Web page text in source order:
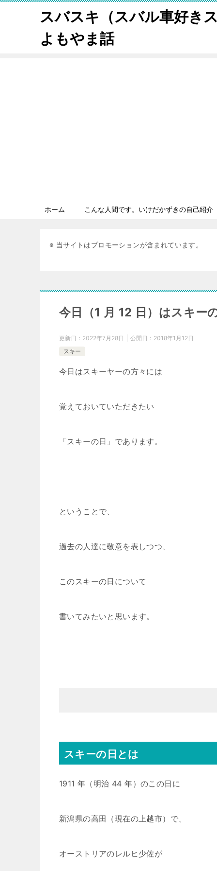
スバスキ（スバル車好き
よもやま話
ホーム こんな人間です。いけだかずきの自己紹介
※ 当サイトはプロモーションが含まれています。
今日（1 月 12 日）はスキー
更新日： 2022年7月28日 公開日： 2018年1月12日
スキー
今日はスキーヤーの方々には
覚えておいていただきたい
「スキーの日」であります。
ということで、
過去の人達に敬意を表しつつ、
このスキーの日について
書いてみたいと思います。
スキーの日とは
1911 年（明治 44 年）のこの日に
新潟県の高田（現在の上越市）で、
オーストリアのレルヒ少佐が